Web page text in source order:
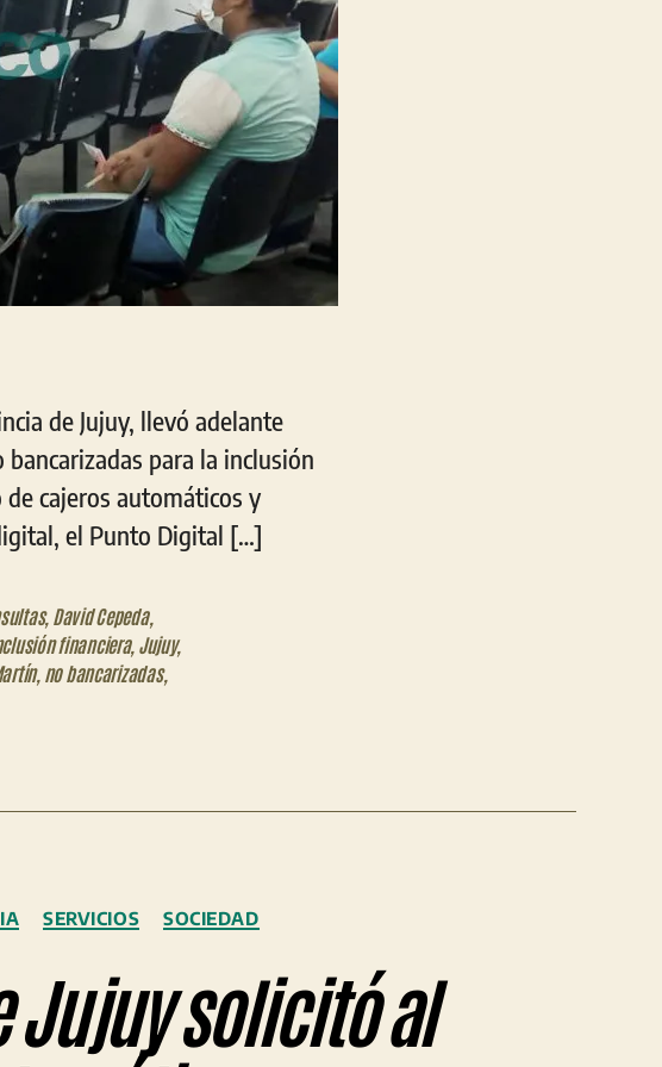
de Jujuy, llevó adelante
para la inclusión
cajeros automáticos y
el Punto Digital […]
, David Cepeda,
financiera, Jujuy,
, no bancarizadas,
SERVICIOS SOCIEDAD
Jujuy solicitó al